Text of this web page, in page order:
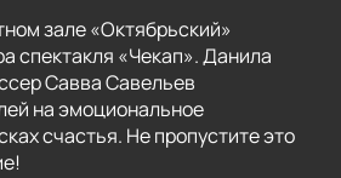
зале «Октябрьский»
спектакля «Чекап». Данила
Савва Савельев
на эмоциональное
счастья. Не пропустите это